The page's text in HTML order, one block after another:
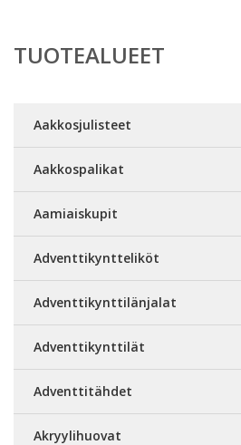
TUOTEALUEET
Aakkosjulisteet
Aakkospalikat
Aamiaiskupit
Adventtikyntteliköt
Adventtikynttilänjalat
Adventtikynttilät
Adventtitähdet
Akryylihuovat